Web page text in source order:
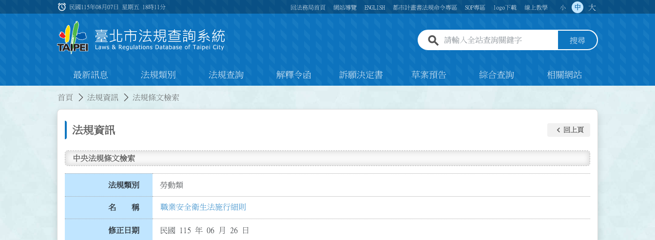
:::
alarm 民國115年08月07日 星期五 18時11分 回法務局首頁 網站導覽 ENGLISH 都市計畫書法規命令專區 SOP專區 logo下載 線上教學 小 中 大
全站查詢關鍵字欄位 搜尋
最新訊息 法規類別 法規查詢 解釋令函 訴願決定書 草案預告 綜合查詢 相關網站
首頁 法規資訊 法規條文檢索
法規資訊 keyboard_arrow_left 回上頁
中央法規條文檢索
法規類別 勞動類
名 稱 職業安全衛生法施行細則
修正日期 民國 115 年 06 月 26 日